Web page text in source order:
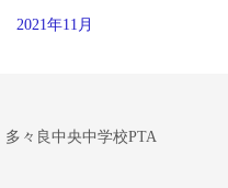
2021年11月
多々良中央中学校PTA